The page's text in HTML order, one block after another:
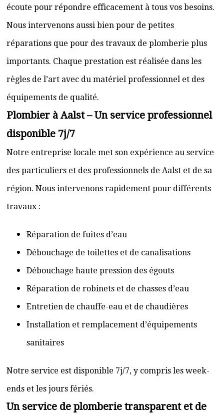
écoute pour répondre efficacement à tous vos besoins.
Nous intervenons aussi bien pour de petites
réparations que pour des travaux de plomberie plus
importants. Chaque prestation est réalisée dans les
règles de l’art avec du matériel professionnel et des
équipements de qualité.
Plombier à Aalst – Un service professionnel
disponible 7j/7
Notre entreprise locale met son expérience au service
des particuliers et des professionnels de Aalst et de sa
région. Nous intervenons rapidement pour différents
travaux :
Réparation de fuites d’eau
Débouchage de toilettes et de canalisations
Débouchage haute pression des égouts
Réparation de robinets et de chasses d’eau
Entretien de chauffe-eau et de chaudières
Installation et remplacement d’équipements
sanitaires
Notre service est disponible 7j/7, y compris les week-
ends et les jours fériés.
Un service de plomberie transparent et de